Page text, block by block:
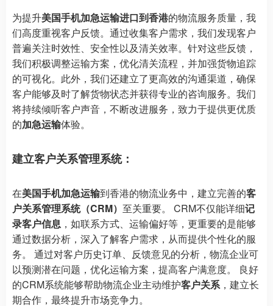
为提升美国手机加急运输进口到香港的物流服务质量，我
们高度重视客户反馈。通过收集客户需求，我们发现客户
普遍关注时效性、安全性以及清关效率。针对这些反馈，
我们积极调整运输方案，优化清关流程，并加强货物追踪
的可视化。此外，我们还建立了更高效的沟通渠道，确保
客户能够及时了解货物状态并获得专业的咨询服务。我们
将持续倾听客户声音，不断改进服务，致力于提供更优质
的加急运输体验。
建立客户关系管理系统：
在美国手机加急运输到香港的物流业务中，建立完善的客
户关系管理系统（CRM） 至关重要。 CRM不仅能详细记
录客户信息 ，如联系方式、运输偏好等，更重要的是能够
通过数据分析，深入了解客户需求，从而提供个性化的服
务。 通过对客户历史订单、反馈意见的分析，物流企业可
以预测潜在问题，优化运输方案，提高客户满意度。 良好
的CRM系统能够帮助物流企业主动维护客户关系，建立长
期合作，最终提升市场竞争力。